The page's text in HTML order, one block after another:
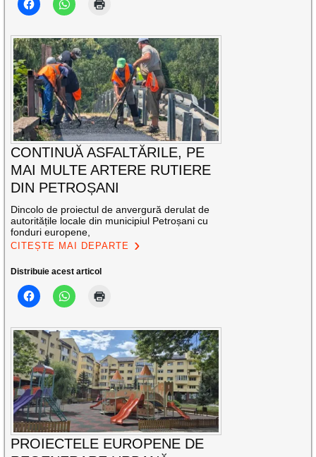
CONTINUĂ ASFALTĂRILE, PE
MAI MULTE ARTERE RUTIERE
DIN PETROȘANI
Dincolo de proiectul de anvergură derulat de
autoritățile locale din municipiul Petroșani cu
fonduri europene,
CITEȘTE MAI DEPARTE
Distribuie acest articol
PROIECTELE EUROPENE DE